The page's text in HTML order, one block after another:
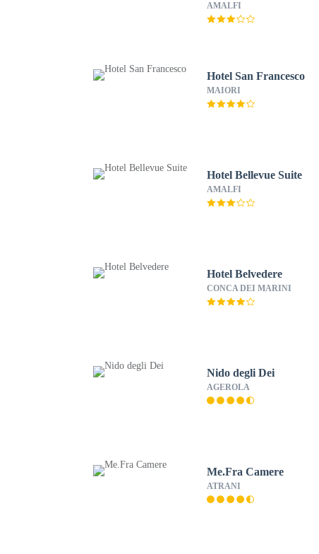
AMALFI
Hotel San Francesco
MAIORI
Hotel Bellevue Suite
AMALFI
Hotel Belvedere
CONCA DEI MARINI
Nido degli Dei
AGEROLA
Me.Fra Camere
ATRANI